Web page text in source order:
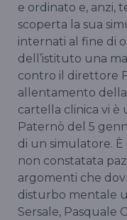
e ordinato e, anzi,
scoperta la sua
internati al fine di
dell’istituto una
contro il direttore
allentamento della
cartella clinica vi è
Paternò del 5
di un simulatore. È
non constatata
argomenti che
disturbo mentale
Sersale, Pasquale